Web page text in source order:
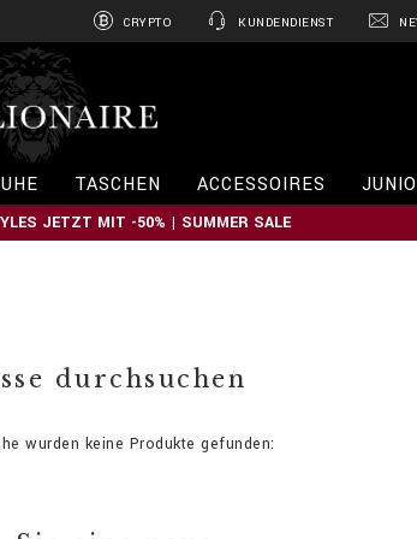
CRYPTO KUNDENDIENST
l
o
n
a
TASCHEN ACCESSOIRES
JETZT MIT -50% | SUMMER SALE
durchsuchen
wurden keine Produkte gefunden: